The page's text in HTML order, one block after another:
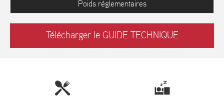
Poids réglementaires
Télécharger le GUIDE TECHNIQUE